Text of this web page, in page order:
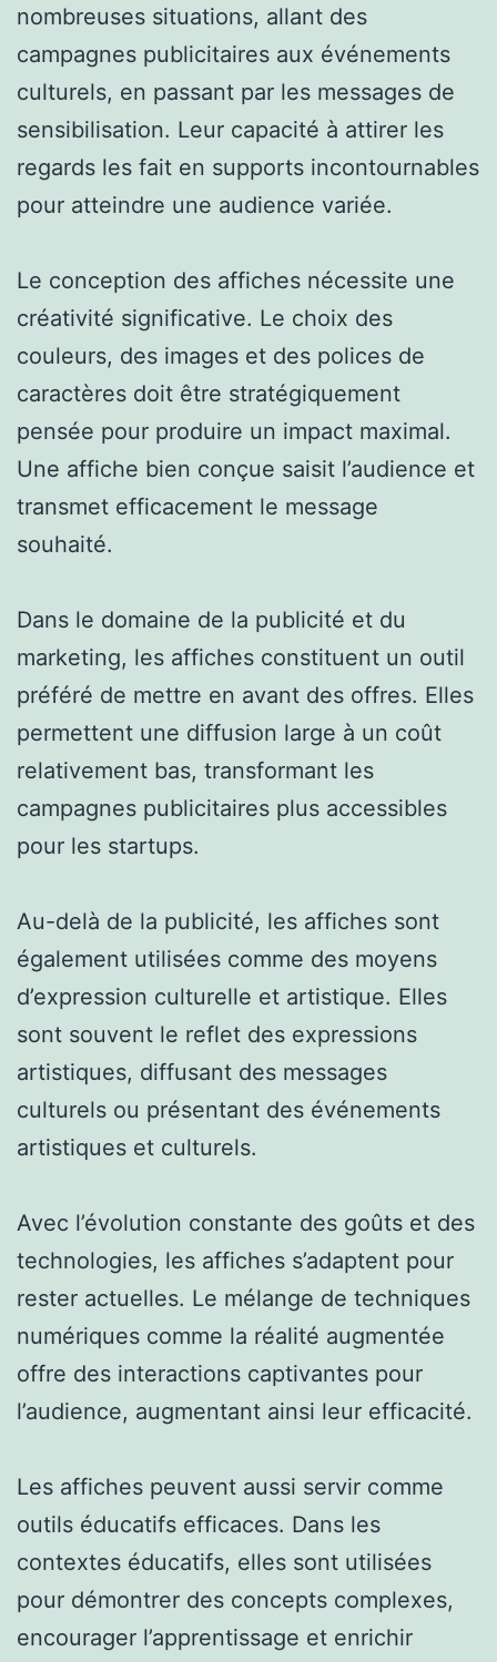
nombreuses situations, allant des
campagnes publicitaires aux événements
culturels, en passant par les messages de
sensibilisation. Leur capacité à attirer les
regards les fait en supports incontournables
pour atteindre une audience variée.
Le conception des affiches nécessite une
créativité significative. Le choix des
couleurs, des images et des polices de
caractères doit être stratégiquement
pensée pour produire un impact maximal.
Une affiche bien conçue saisit l’audience et
transmet efficacement le message
souhaité.
Dans le domaine de la publicité et du
marketing, les affiches constituent un outil
préféré de mettre en avant des offres. Elles
permettent une diffusion large à un coût
relativement bas, transformant les
campagnes publicitaires plus accessibles
pour les startups.
Au-delà de la publicité, les affiches sont
également utilisées comme des moyens
d’expression culturelle et artistique. Elles
sont souvent le reflet des expressions
artistiques, diffusant des messages
culturels ou présentant des événements
artistiques et culturels.
Avec l’évolution constante des goûts et des
technologies, les affiches s’adaptent pour
rester actuelles. Le mélange de techniques
numériques comme la réalité augmentée
offre des interactions captivantes pour
l’audience, augmentant ainsi leur efficacité.
Les affiches peuvent aussi servir comme
outils éducatifs efficaces. Dans les
contextes éducatifs, elles sont utilisées
pour démontrer des concepts complexes,
encourager l’apprentissage et enrichir